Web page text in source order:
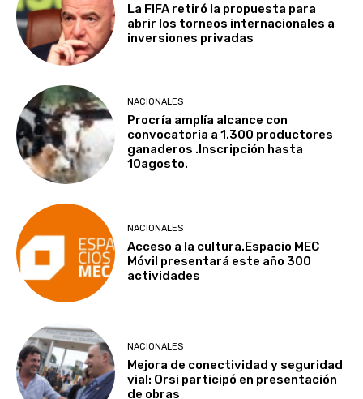
La FIFA retiró la propuesta para
abrir los torneos internacionales a
inversiones privadas
NACIONALES
Procría amplía alcance con
convocatoria a 1.300 productores
ganaderos .Inscripción hasta
10agosto.
NACIONALES
Acceso a la cultura.Espacio MEC
Móvil presentará este año 300
actividades
NACIONALES
Mejora de conectividad y seguridad
vial: Orsi participó en presentación
de obras